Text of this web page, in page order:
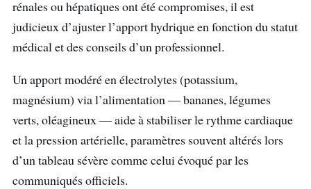
rénales ou hépatiques ont été compromises, il est
judicieux d’ajuster l’apport hydrique en fonction du statut
médical et des conseils d’un professionnel.
Un apport modéré en électrolytes (potassium,
magnésium) via l’alimentation — bananes, légumes
verts, oléagineux — aide à stabiliser le rythme cardiaque
et la pression artérielle, paramètres souvent altérés lors
d’un tableau sévère comme celui évoqué par les
communiqués officiels.